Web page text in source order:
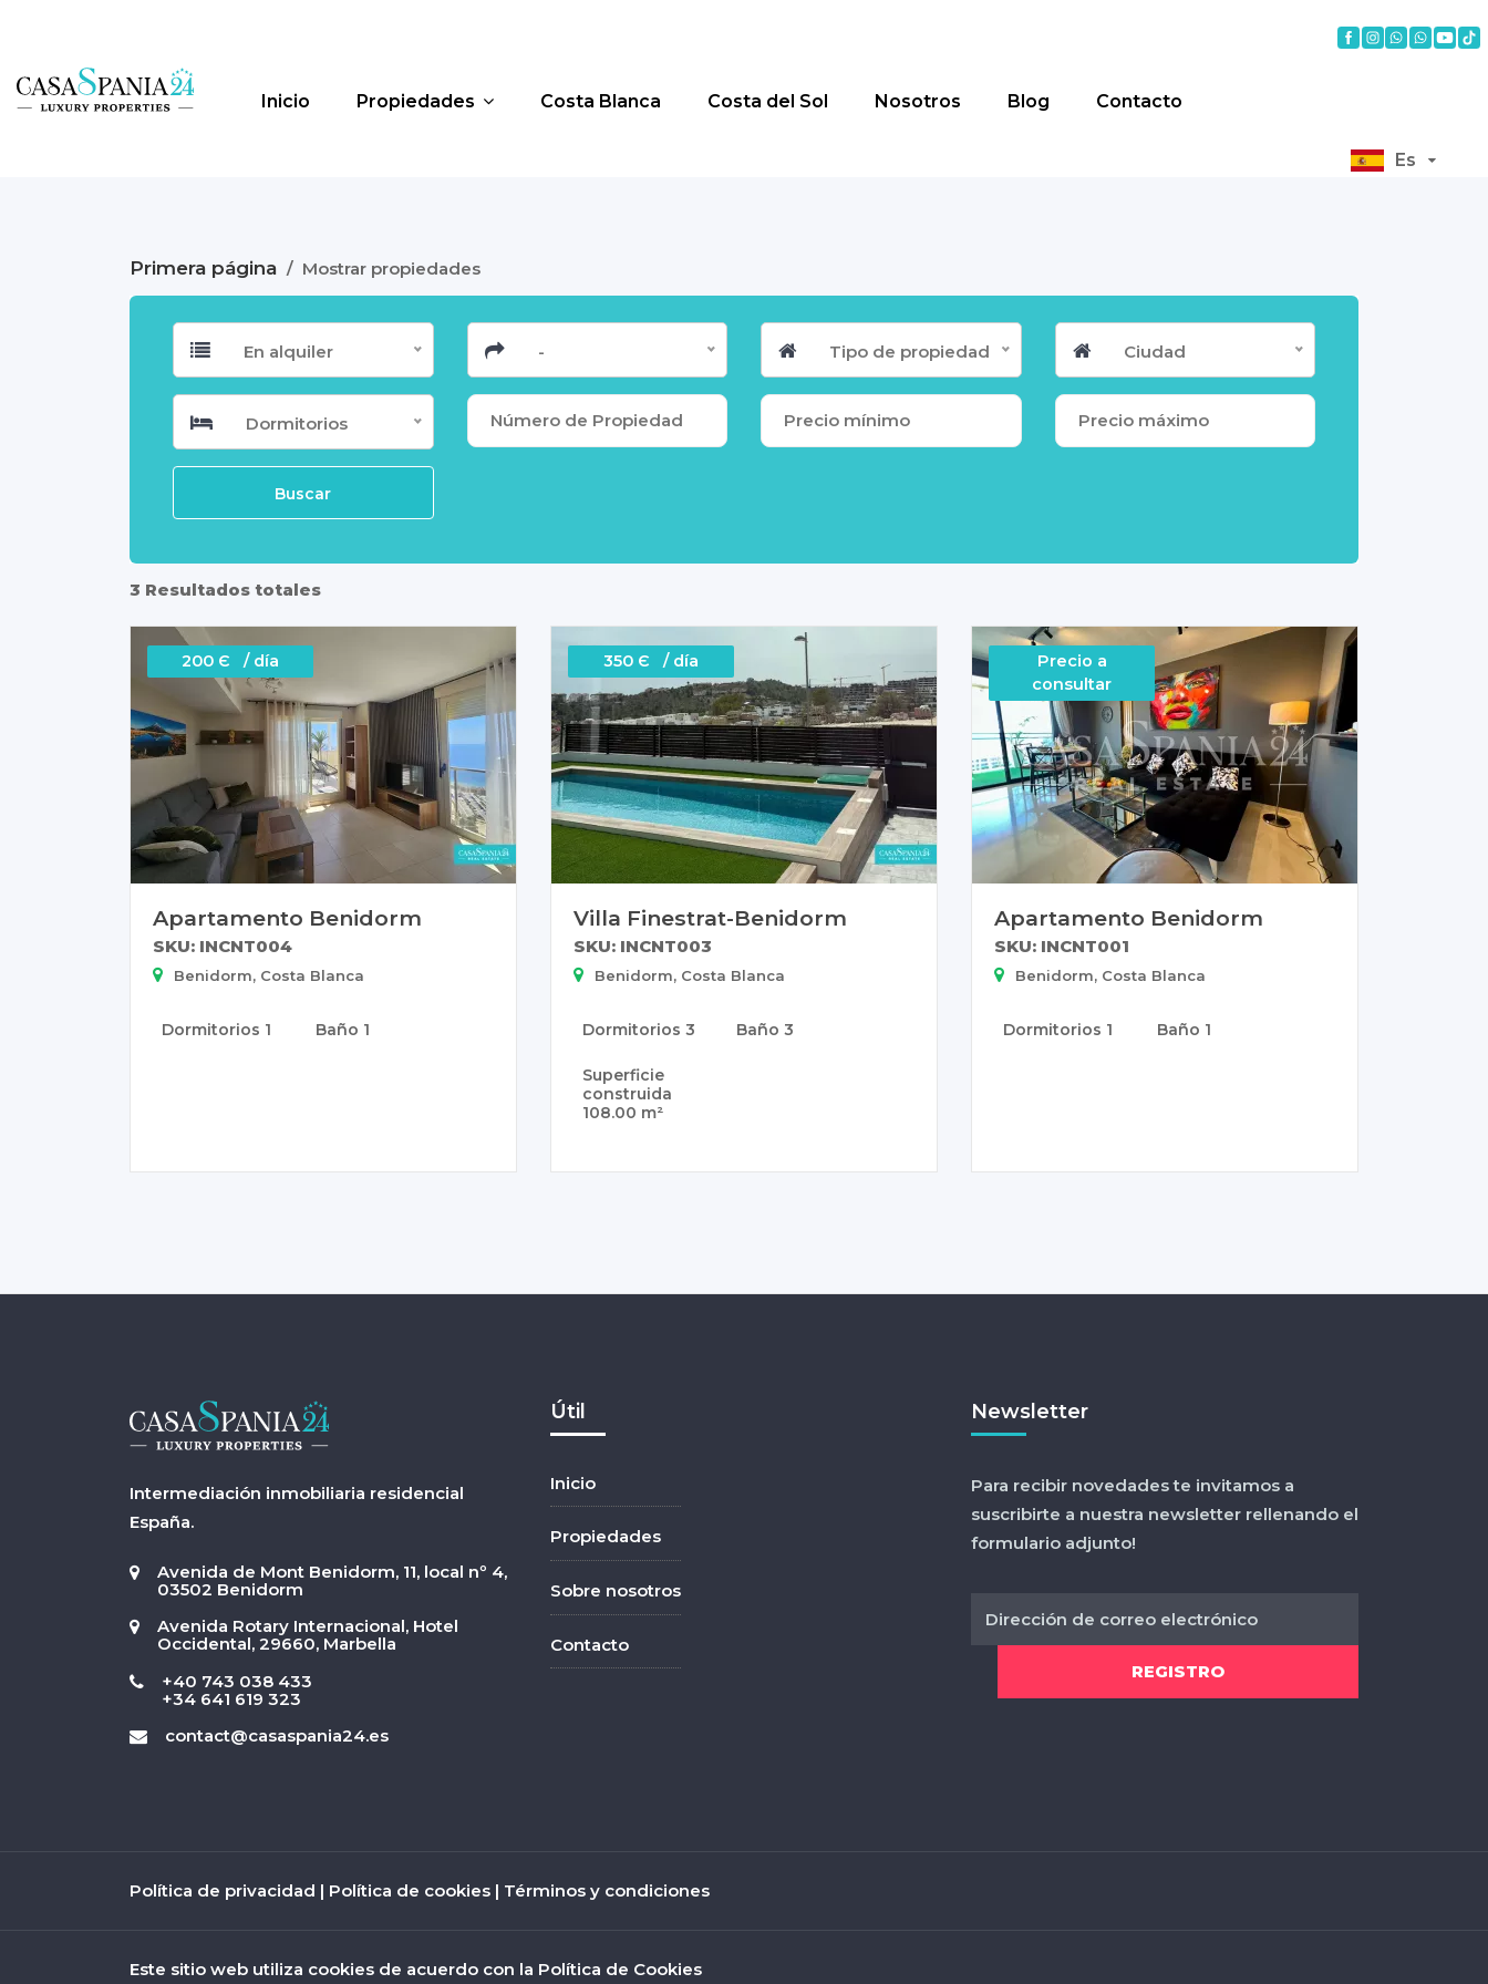
Inicio Propiedades Costa Blanca Costa del Sol Nosotros Blog Contacto
Es
Primera página / Mostrar propiedades
En alquiler - Tipo de propiedad Ciudad
Dormitorios
Buscar
3 Resultados totales
200 Є / día
Apartamento Benidorm
SKU: INCNT004
Benidorm, Costa Blanca
Dormitorios 1 Baño 1
350 Є / día
Villa Finestrat-Benidorm
SKU: INCNT003
Benidorm, Costa Blanca
Dormitorios 3 Baño 3
Superficie
construida
108.00 m²
Precio a
consultar
Apartamento Benidorm
SKU: INCNT001
Benidorm, Costa Blanca
Dormitorios 1 Baño 1
Intermediación inmobiliaria residencial
España.
Avenida de Mont Benidorm, 11, local nº 4,
03502 Benidorm
Avenida Rotary Internacional, Hotel
Occidental, 29660, Marbella
+40 743 038 433
+34 641 619 323
contact@casaspania24.es
Útil
Inicio
Propiedades
Sobre nosotros
Contacto
Newsletter
Para recibir novedades te invitamos a
suscribirte a nuestra newsletter rellenando el
formulario adjunto!
Política de privacidad | Política de cookies | Términos y condiciones
Este sitio web utiliza cookies de acuerdo con la Política de Cookies